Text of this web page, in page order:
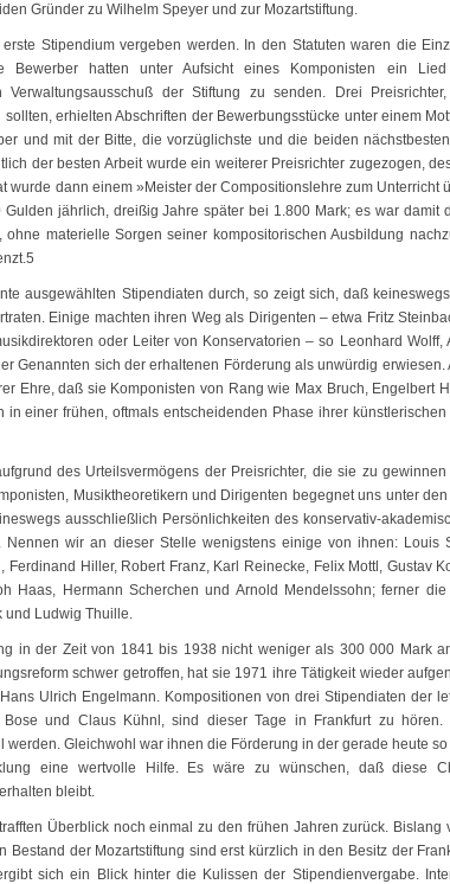
Gründer zu Wilhelm Speyer und zur Mozartstiftung.
Stipendium vergeben werden. In den Statuten waren die
Bewerber hatten unter Aufsicht eines Komponisten ein
der Stiftung zu senden. Drei
erhielten Abschriften der Bewerbungsstücke unter einem
und mit der Bitte, die vorzüglichste und die beiden
der besten Arbeit wurde ein weiterer Preisrichter zugezogen,
wurde dann einem »Meister der Compositionslehre zum Unterricht
jährlich, dreißig Jahre später bei 1.800 Mark; es war damit
materielle Sorgen seiner kompositorischen Ausbildung
ausgewählten Stipendiaten durch, so zeigt sich, daß
Einige machten ihren Weg als Dirigenten – etwa Fritz
oder Leiter von Konservatorien – so Leonhard Wolff,
Genannten sich der erhaltenen Förderung als unwürdig erwiesen.
Ehre, daß sie Komponisten von Rang wie Max Bruch, Engelbert
einer frühen, oftmals entscheidenden Phase ihrer künstlerischen
des Urteilsvermögens der Preisrichter, die sie zu gewinnen
Musiktheoretikern und Dirigenten begegnet uns unter
ausschließlich Persönlichkeiten des konservativ-
wir an dieser Stelle wenigstens einige von ihnen: Louis
Ferdinand Hiller, Robert Franz, Karl Reinecke, Felix Mottl, Gustav
Haas, Hermann Scherchen und Arnold Mendelssohn; ferner die
und Ludwig Thuille.
in der Zeit von 1841 bis 1938 nicht weniger als 300 000 Mark
schwer getroffen, hat sie 1971 ihre Tätigkeit wieder
Ulrich Engelmann. Kompositionen von drei Stipendiaten der
und Claus Kühnl, sind dieser Tage in Frankfurt zu hören.
Gleichwohl war ihnen die Förderung in der gerade heute
eine wertvolle Hilfe. Es wäre zu wünschen, daß diese
bleibt.
Überblick noch einmal zu den frühen Jahren zurück. Bislang
der Mozartstiftung sind erst kürzlich in den Besitz der
sich ein Blick hinter die Kulissen der Stipendienvergabe.